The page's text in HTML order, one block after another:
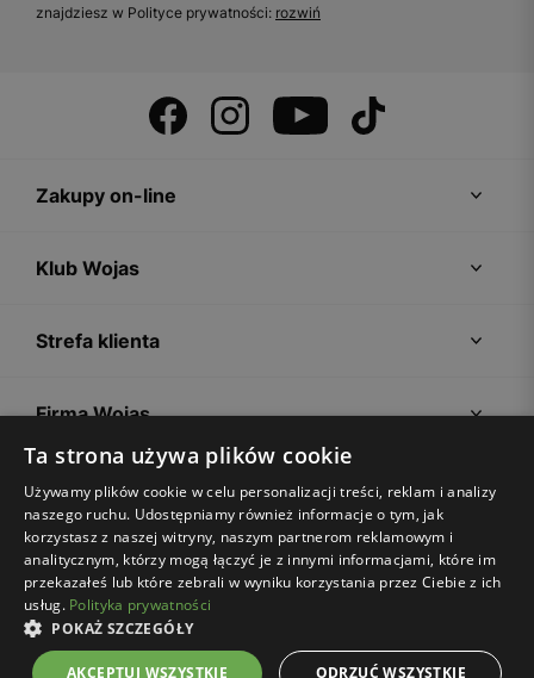
znajdziesz w Polityce prywatności: rozwiń
Zakupy on-line
Klub Wojas
Strefa klienta
Firma Wojas
Porady
Regulamin sklepu Polityka prywatności Ustawienia plików cookies
Ta strona używa plików cookie
Używamy plików cookie w celu personalizacji treści, reklam i analizy
naszego ruchu. Udostępniamy również informacje o tym, jak
korzystasz z naszej witryny, naszym partnerom reklamowym i
analitycznym, którzy mogą łączyć je z innymi informacjami, które im
przekazałeś lub które zebrali w wyniku korzystania przez Ciebie z ich
usług. Polityka prywatności
POKAŻ SZCZEGÓŁY
AKCEPTUJ WSZYSTKIE ODRZUĆ WSZYSTKIE